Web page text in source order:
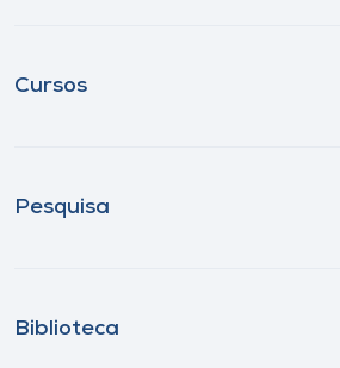
Cursos
Pesquisa
Biblioteca